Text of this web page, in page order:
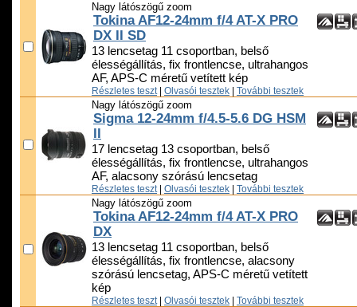
Nagy látószögű zoom
Tokina AF12-24mm f/4 AT-X PRO
DX II SD
13 lencsetag 11 csoportban, belső
élességállítás, fix frontlencse, ultrahangos
AF, APS-C méretű vetített kép
Részletes teszt Olvasói tesztek További tesztek
Nagy látószögű zoom
Sigma 12-24mm f/4.5-5.6 DG HSM
17 lencsetag 13 csoportban, belső
élességállítás, fix frontlencse, ultrahangos
AF, alacsony szórású lencsetag
Részletes teszt Olvasói tesztek További tesztek
Nagy látószögű zoom
Tokina AF12-24mm f/4 AT-X PRO
DX
13 lencsetag 11 csoportban, belső
élességállítás, fix frontlencse, alacsony
szórású lencsetag, APS-C méretű vetített
kép
Részletes teszt Olvasói tesztek További tesztek